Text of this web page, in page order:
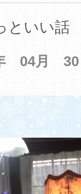
といい話
04月